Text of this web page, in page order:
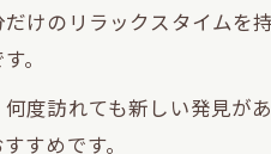
けのリラックスタイムを
。
度訪れても新しい発見が
すめです。